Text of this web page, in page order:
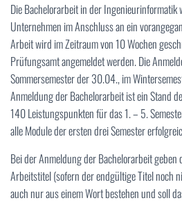
Die Bachelorarbeit in der Ingenieurinformatik
Unternehmen im Anschluss an ein
Arbeit wird im Zeitraum von 10 Wochen
Prüfungsamt angemeldet werden. Die
Sommersemester der 30.04., im
Anmeldung der Bachelorarbeit ist ein Stand
140 Leistungspunkten für das 1. – 5.
alle Module der ersten drei Semester
Bei der Anmeldung der Bachelorarbeit geben
Arbeitstitel (sofern der endgültige Titel noch
auch nur aus einem Wort bestehen und soll